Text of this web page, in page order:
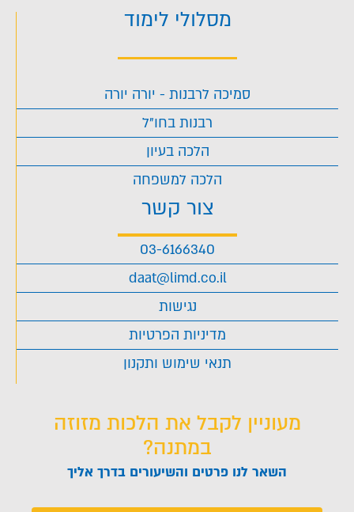
מסלולי לימוד
סמיכה לרבנות - יורה יורה
רבנות בחו"ל
הלכה בעיון
הלכה למשפחה
צור קשר
03-6166340
daat@limd.co.il
נגישות
מדיניות הפרטיות
תנאי שימוש ותקנון
מעוניין לקבל את הלכות מזוזה
במתנה?
השאר לנו פרטים והשיעורים בדרך אליך